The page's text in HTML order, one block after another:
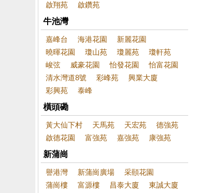
啟翔苑
啟鑽苑
牛池灣
嘉峰台 海港花園
新麗花園
曉暉花園
瓊山苑 瓊麗苑
瓊軒苑
峻弦
威豪花園 怡發花園
怡富花園
清水灣道8號
彩峰苑
興業大廈
彩興苑
泰峰
橫頭磡
黃大仙下村 天馬苑 天宏苑
德強苑
啟德花園
富強苑 嘉強苑 康強苑
新蒲崗
譽港灣 新蒲崗廣場
采頤花園
蒲崗樓
富源樓 昌泰大廈
東誠大廈